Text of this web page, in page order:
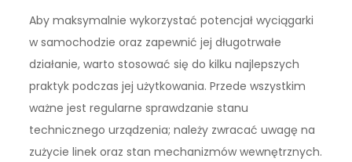
Aby maksymalnie wykorzystać potencjał wyciągarki
w samochodzie oraz zapewnić jej długotrwałe
działanie, warto stosować się do kilku najlepszych
praktyk podczas jej użytkowania. Przede wszystkim
ważne jest regularne sprawdzanie stanu
technicznego urządzenia; należy zwracać uwagę na
zużycie linek oraz stan mechanizmów wewnętrznych.